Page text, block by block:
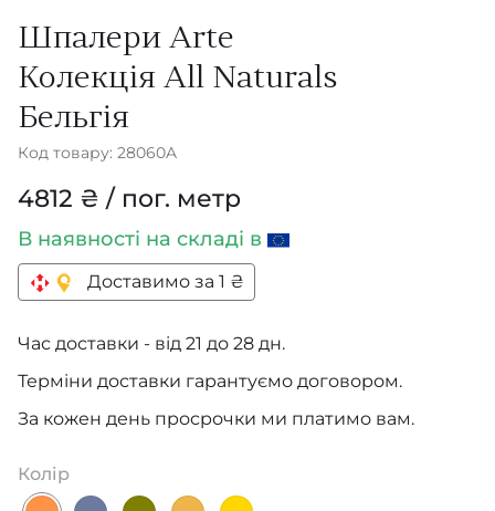
Шпалери Arte
Колекція All Naturals
Бельгія
Код товару: 28060A
4812 ₴ / пог. метр
В наявності на складі в
Доставимо за 1 ₴
Час доставки - від 21 до 28 дн.
Терміни доставки гарантуємо договором.
За кожен день просрочки ми платимо вам.
Колір